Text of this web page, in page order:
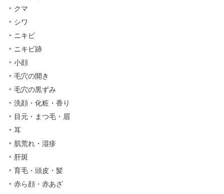
クマ
シワ
ニキビ
ニキビ跡
小顔
毛穴の開き
毛穴の黒ずみ
洗顔・化粧・香り
目元・まつ毛・眉
耳
肌荒れ・湿疹
肝斑
育毛・頭皮・髪
赤ら顔・赤あざ